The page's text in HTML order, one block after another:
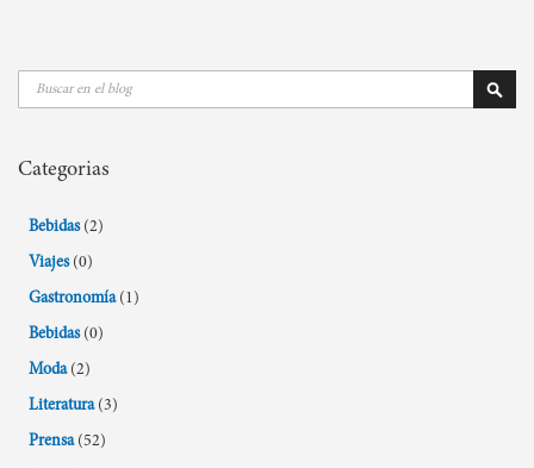
Buscar
Categorias
Bebidas (2)
Viajes (0)
Gastronomía (1)
Bebidas (0)
Moda (2)
Literatura (3)
Prensa (52)